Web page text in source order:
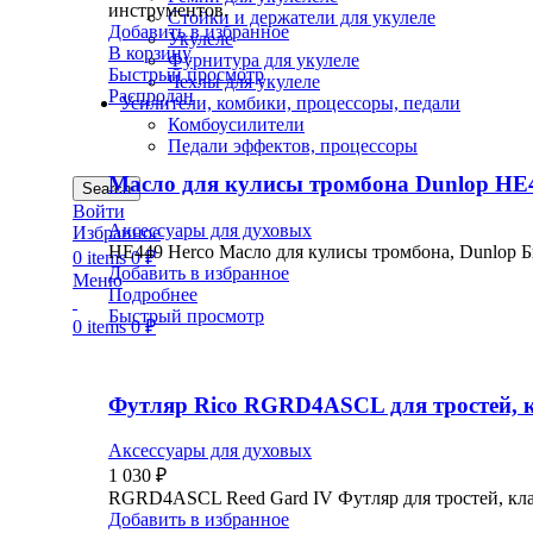
Стойки и держатели для укулеле
Укулеле
Фурнитура для укулеле
Чехлы для укулеле
Усилители, комбики, процессоры, педали
Комбоусилители
Педали эффектов, процессоры
Search
Войти
Избранное
0 items 0₽
Меню
0 items 0₽
инструментов.
Добавить в избранное
В корзину
Быстрый просмотр
Распродан
Масло для кулисы тромбона Dunlop
Аксессуары для духовых
HE449 Herco Масло для кулисы тромбона, Dunlop
Добавить в избранное
Подробнее
Быстрый просмотр
Футляр Rico RGRD4ASCL для тростей,
Аксессуары для духовых
1 030 ₽
RGRD4ASCL Reed Gard IV Футляр для тростей,
Добавить в избранное